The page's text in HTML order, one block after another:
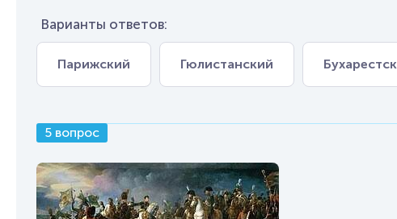
Варианты ответов:
Парижский Гюлистанский
5 вопрос